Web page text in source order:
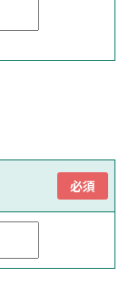
必須